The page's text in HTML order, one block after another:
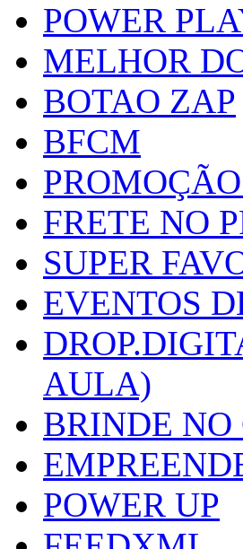
POWER
MELHOR
BOTAO ZAP
BFCM
FRETE NO
SUPER
EVENTOS
AULA)
BRINDE
POWER UP